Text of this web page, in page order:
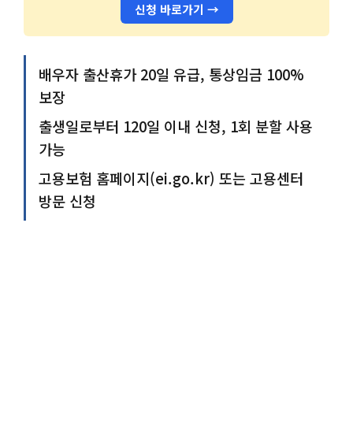
신청 바로가기 →
배우자 출산휴가 20일 유급, 통상임금 100%
보장
출생일로부터 120일 이내 신청, 1회 분할 사용
가능
고용보험 홈페이지(ei.go.kr) 또는 고용센터
방문 신청